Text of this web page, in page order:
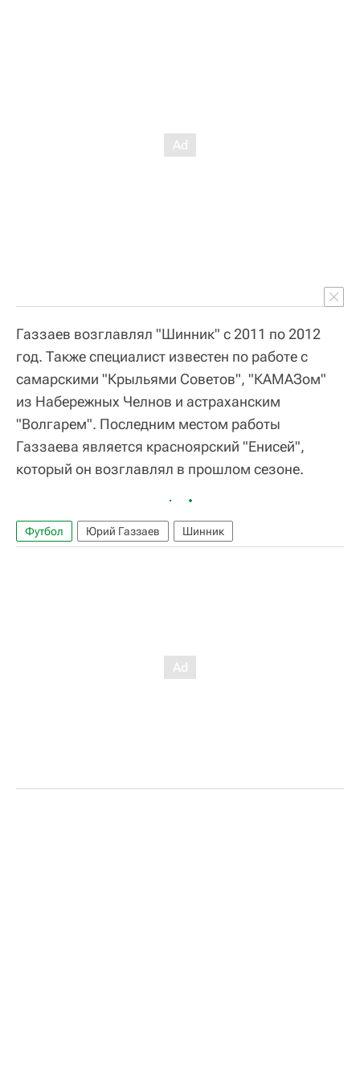
Газзаев возглавлял "Шинник" с 2011 по 2012
год. Также специалист известен по работе с
самарскими "Крыльями Советов", "КАМАЗом"
из Набережных Челнов и астраханским
"Волгарем". Последним местом работы
Газзаева является красноярский "Енисей",
который он возглавлял в прошлом сезоне.
Футбол Юрий Газзаев Шинник